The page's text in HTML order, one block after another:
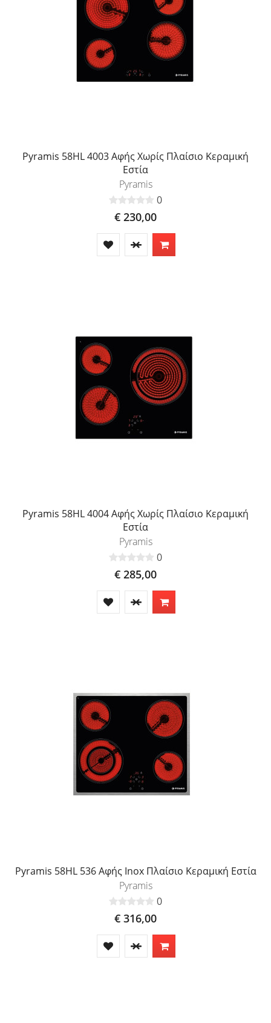
Pyramis 58HL 4003 Αφής Χωρίς Πλαίσιο Κεραμική
Εστία
Pyramis
0
€ 230,00
Pyramis 58HL 4004 Αφής Χωρίς Πλαίσιο Κεραμική
Εστία
Pyramis
0
€ 285,00
Pyramis 58HL 536 Αφής Inox Πλαίσιο Κεραμική Εστία
Pyramis
0
€ 316,00